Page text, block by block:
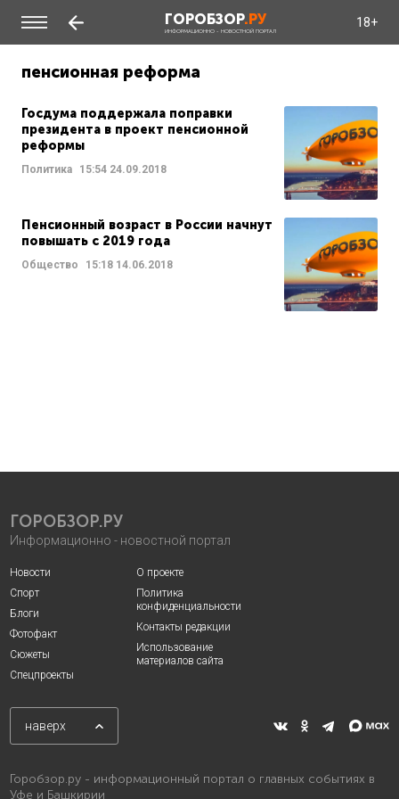
ГОРОБЗОР.РУ
ИНФОРМАЦИОННО - НОВОСТНОЙ ПОРТАЛ
18+
пенсионная реформа
Госдума поддержала поправки
президента в проект пенсионной
реформы
Политика 15:54 24.09.2018
Пенсионный возраст в России начнут
повышать с 2019 года
Общество 15:18 14.06.2018
ГОРОБЗОР.РУ
Информационно - новостной портал
Новости
Спорт
Блоги
Фотофакт
Сюжеты
Спецпроекты
О проекте
Политика
конфиденциальности
Контакты редакции
Использование
материалов сайта
наверх
Горобзор.ру - информационный портал о главных событиях в
Уфе и Башкирии